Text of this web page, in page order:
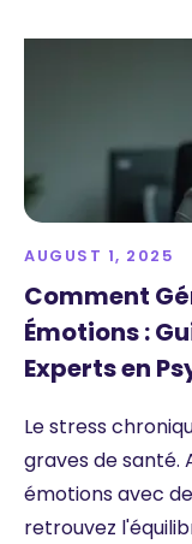
AUGUST 1, 2025
Comment
Émotions :
Experts en
Le stress
graves de santé.
émotions avec
retrouvez